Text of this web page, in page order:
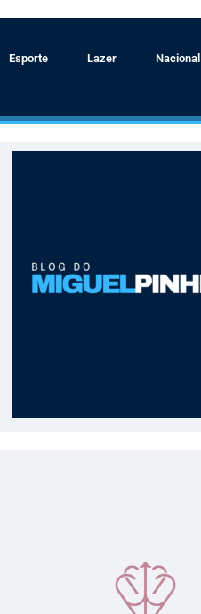
Esporte Lazer Nacional